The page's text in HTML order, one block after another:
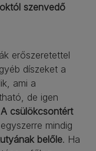
szenvedő
erőszeretettel
díszeket a
ami a
de igen
A csülökcsontért
mindig
belőle. Ha